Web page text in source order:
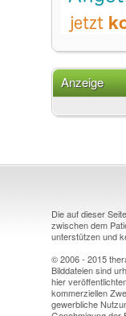
Anzeige
Die auf dieser
zwischen dem
unterstützen und
© 2006 - 2015
Bilddateien sind
hier
kommerziellen
gewerbliche